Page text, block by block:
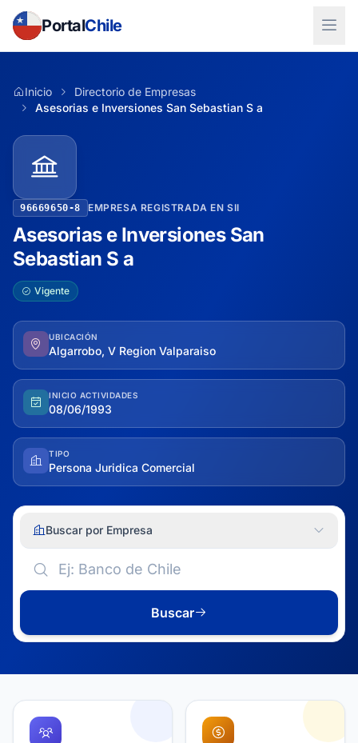
PortalChile
Inicio
Directorio de Empresas
Asesorias e Inversiones San Sebastian S a
96669650-8 EMPRESA REGISTRADA EN SII
Asesorias e Inversiones San
Sebastian S a
Vigente
UBICACIÓN
Algarrobo, V Region Valparaiso
INICIO ACTIVIDADES
08/06/1993
TIPO
Persona Juridica Comercial
Buscar por Empresa
Buscar